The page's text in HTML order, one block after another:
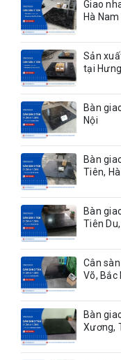
Giao
Hà Nam
Sản
tại
Bàn
Nội
Bàn
Tiên,
Bàn
Tiên
Cân sàn điện tử 2 tấn (1.2mx1.2m) giao tại Quế
Võ, Bắc
Bàn
Xương,